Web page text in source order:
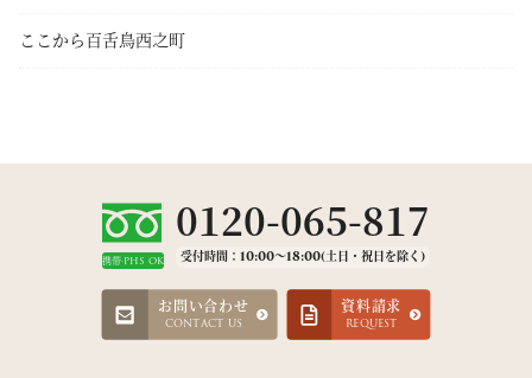
ここから百舌鳥西之町
携帯·PHS OK
0120-065-817
受付時間：10:00～18:00(土日・祝日を除く)
お問い合わせ
CONTACT US
資料請求
REQUEST